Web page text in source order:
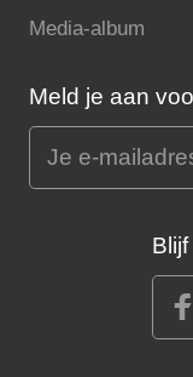
Media-album
Meld je aan